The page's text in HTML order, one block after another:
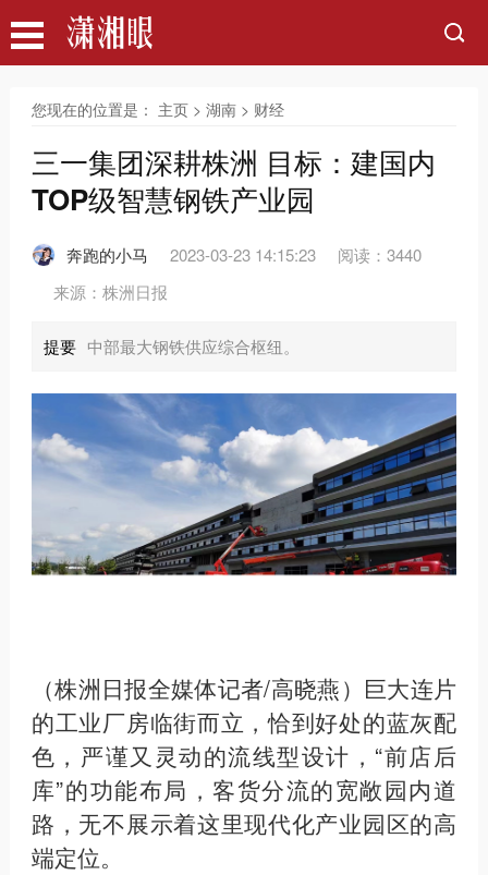
您现在的位置是： 主页> 湖南> 财经
三一集团深耕株洲 目标：建国内
TOP级智慧钢铁产业园
奔跑的小马 2023-03-23 14:15:23
阅读：3440
来源：株洲日报
提要 中部最大钢铁供应综合枢纽。
（株洲日报全媒体记者/高晓燕）巨大连片
的工业厂房临街而立，恰到好处的蓝灰配
色，严谨又灵动的流线型设计，“前店后
库”的功能布局，客货分流的宽敞园内道
路，无不展示着这里现代化产业园区的高
端定位。